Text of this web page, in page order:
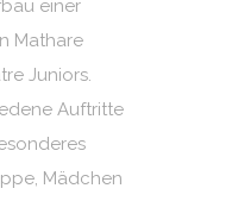
einer
Mathare
Juniors.
Auftritte
Mädchen